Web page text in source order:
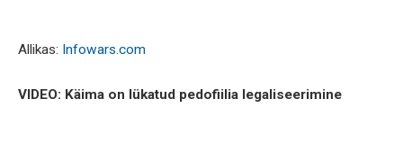
Allikas: Infowars.com
VIDEO: Käima on lükatud pedofiilia legaliseerimine